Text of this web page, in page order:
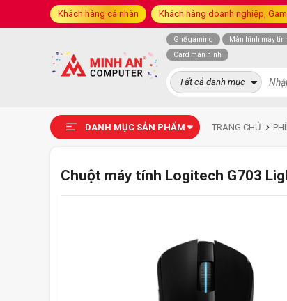
Khách hàng cá nhân Khách hàng doanh nghiệp,
Ghế gaming Màn hình máy
Card màn hình
Tất cả danh mục
DANH MỤC SẢN PHẨM TRANG CHỦ
Chuột máy tính Logitech G703